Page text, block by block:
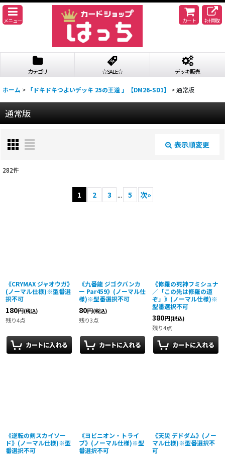
メニュー カート ﾈｯﾄ買取
カテゴリ ☆SALE☆ デッキ販売
ホーム > 「ドキドキつよいデッキ 25の王道 」【DM26-SD1】 >通常版
通常版
表示順変更
閉じる
282件
1 2 3 ... 5 次»
《CRYMAX ジャオウガ》
(ノーマル仕様)※型番選
択不可
180円(税込)
残り4点
《九番龍 ジゴクバンカ
ー Par459》(ノーマル仕
様)※型番選択不可
80円(税込)
残り3点
《修羅の死神フミシュナ
／「この先は修羅の道
ぞ」》(ノーマル仕様)※
型番選択不可
380円(税込)
残り4点
《逆転の剣スカイソー
ド》(ノーマル仕様)※型
番選択不可
《ヨビニオン・トライ
ブ》(ノーマル仕様)※型
番選択不可
《天災 デドダム》(ノー
マル仕様)※型番選択不
可